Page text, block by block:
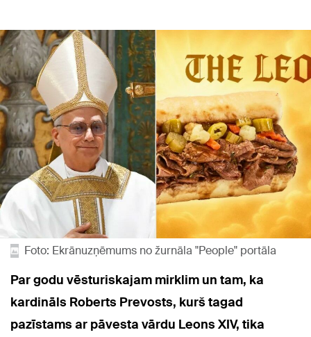
Foto: Ekrānuzņēmums no žurnāla "People" portāla
Par godu vēsturiskajam mirklim un tam, ka
kardināls Roberts Prevosts, kurš tagad
pazīstams ar pāvesta vārdu Leons XIV, tika